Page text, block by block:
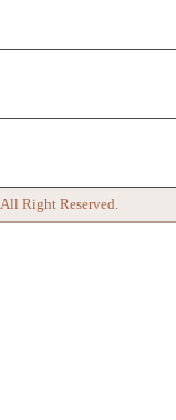
All Right Reserved.